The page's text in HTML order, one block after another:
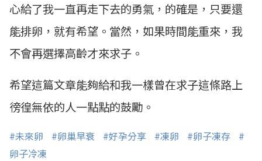
心給了我一直再走下去的勇氣，的確是，只要還
能排卵，就有希望。當然，如果時間能重來，我
不會再選擇高齡才來求子。
希望這篇文章能夠給和我一樣曾在求子這條路上
徬徨無依的人一點點的鼓勵。
#未來卵 #卵巢早衰 #好孕分享 #凍卵 #卵子凍存
#
卵子冷凍